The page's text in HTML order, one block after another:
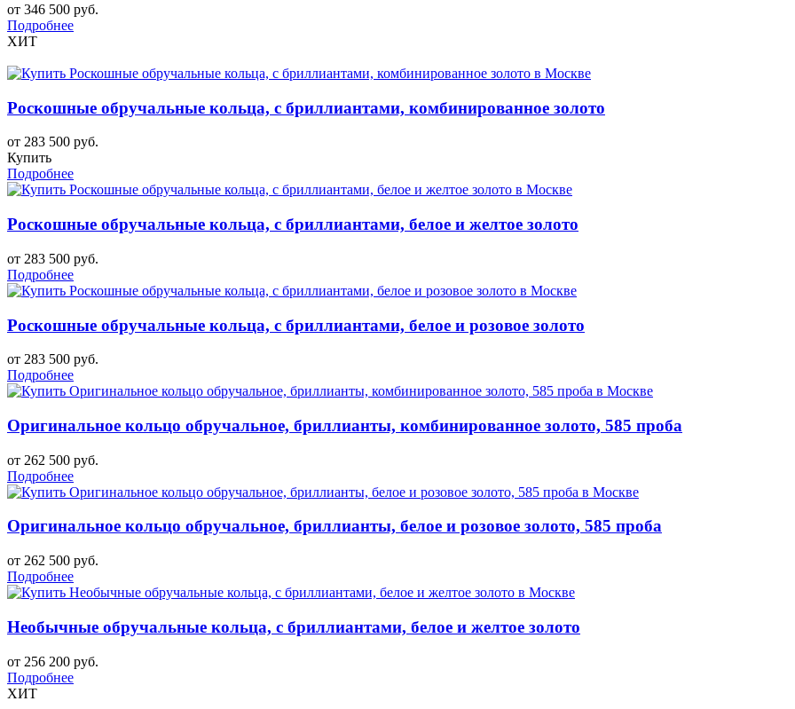
от 346 500 руб.
Подробнее
ХИТ
Роскошные обручальные кольца, с бриллиантами, комбинированное золото
от 283 500 руб.
Купить
Подробнее
Роскошные обручальные кольца, с бриллиантами, белое и желтое золото
от 283 500 руб.
Подробнее
Роскошные обручальные кольца, с бриллиантами, белое и розовое золото
от 283 500 руб.
Подробнее
Оригинальное кольцо обручальное, бриллианты, комбинированное золото, 585 проба
от 262 500 руб.
Подробнее
Оригинальное кольцо обручальное, бриллианты, белое и розовое золото, 585 проба
от 262 500 руб.
Подробнее
Необычные обручальные кольца, с бриллиантами, белое и желтое золото
от 256 200 руб.
Подробнее
ХИТ